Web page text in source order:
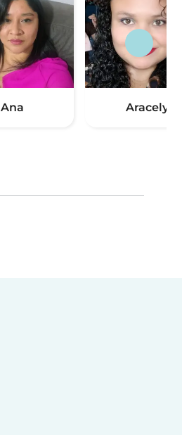
Ana Aracely